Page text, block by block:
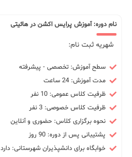
نام دوره: آموزش پرایس اکشن در هائیتی
شهریه ثبت نام:
سطح آموزش: تخصصی - پیشرفته
مدت آموزش: 24 ساعت
ظرفیت کلاس عمومی: 10 نفر
ظرفیت کلاس خصوصی: 3 نفر
نحوه برگزاری کلاس: حضوری و آنلاین
پشتیبانی پس از دوره: 90 روز
خوابگاه برای دانشپذیران شهرستانی: دارد